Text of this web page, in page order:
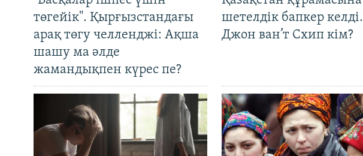
төгейік". Қырғызстандағы
арақ төгу челленджі: Ақша
шашу ма әлде
жамандықпен күрес пе?
шетелдік бапкер келді.
Джон ван’т Схип кім?